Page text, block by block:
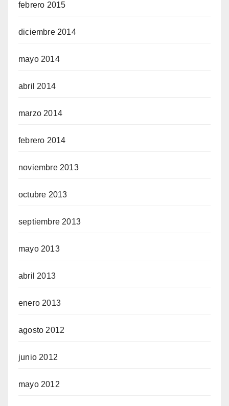
febrero 2015
diciembre 2014
mayo 2014
abril 2014
marzo 2014
febrero 2014
noviembre 2013
octubre 2013
septiembre 2013
mayo 2013
abril 2013
enero 2013
agosto 2012
junio 2012
mayo 2012